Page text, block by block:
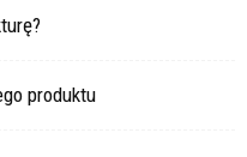
produktu